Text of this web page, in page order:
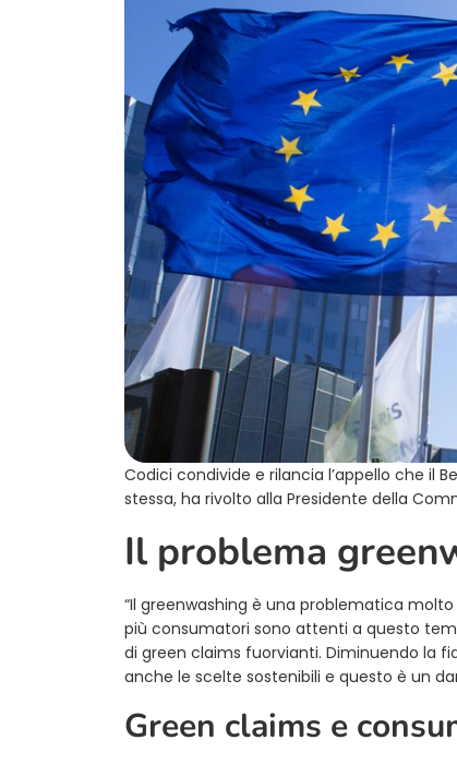
Codici condivide e rilancia l’appello che il
stessa, ha rivolto alla Presidente della
Il problema
“Il greenwashing è una problematica
più consumatori sono attenti a questo
di green claims fuorvianti. Diminuendo la
anche le scelte sostenibili e questo è un
Green claims e